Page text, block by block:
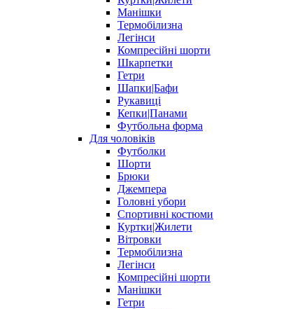
Манішки
Термобілизна
Легінси
Компресійні шорти
Шкарпетки
Гетри
Шапки|Бафи
Рукавиці
Кепки|Панами
Футбольна форма
Для чоловіків
Футболки
Шорти
Брюки
Джемпера
Головні убори
Спортивні костюми
Куртки|Жилети
Вітровки
Термобілизна
Легінси
Компресійні шорти
Манішки
Гетри